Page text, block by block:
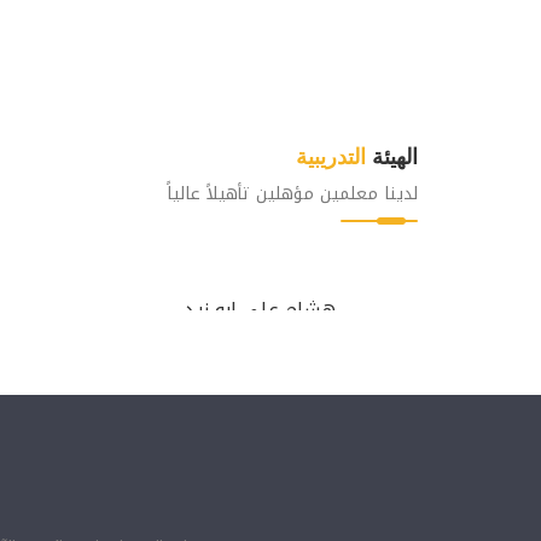
الهيئة التدريبية
لدينا معلمين مؤهلين تأهيلاً عالياً
هشام علي ابو زيد
مدرب إدارة اعمال